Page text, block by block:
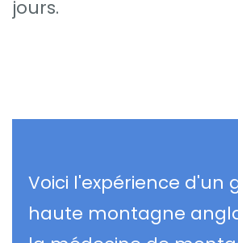
jours.
Voici l'expérience d'un
haute montagne